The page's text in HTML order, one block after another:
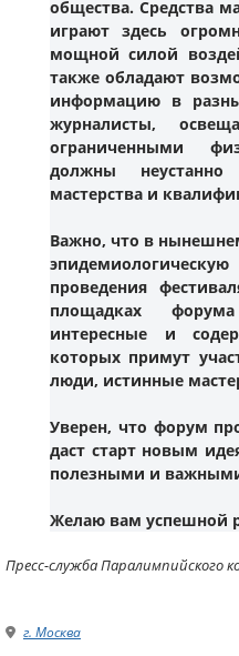
общества. Средства
играют здесь
мощной силой
также обладают
информацию в
журналисты,
ограниченными
должны
мастерства и
Важно, что в
проведения
площадках
интересные и
которых примут
люди, истинные
Уверен, что форум
даст старт новым
полезными и
Желаю вам успешной
Пресс-служба Паралимпийского
г. Москва